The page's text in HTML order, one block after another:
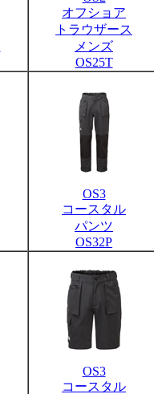
オフショア
トラウザース
メンズ
OS25T
OS3
コースタル
パンツ
OS32P
OS3
コースタル